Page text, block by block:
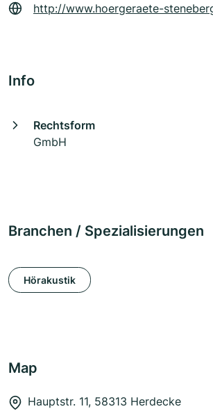
http://www.hoergeraete-
Info
Rechtsform
GmbH
Branchen / Spezialisierungen
Hörakustik
Map
Hauptstr. 11, 58313 Herdecke